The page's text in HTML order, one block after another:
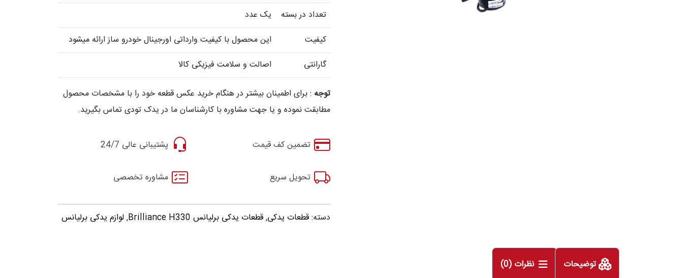
تعداد در بسته
یک عدد
کیفیت
این محصول با کیفیت وارداتی اورجینال خودرو ساز ارائه میشود
گارانتی
اصالت و سلامت فیزیکی کالا
توجه : برای اطمینان بیشتر در هنگام خرید عکس قطعه خود را با مشخصات محصول
مطابقت نموده و یا جهت مشاوره با کارشناسان ما در یدک تودی تماس بگیرید.
تضمین کف قیمت پشتیبانی عالی 24/7
تحویل سریع مشاوره تخصصی
دسته:قطعات یدکی,قطعات یدکی برلیانس Brilliance H330 ,لوازم یدکی برلیانس
توضیحات نظرات (0)